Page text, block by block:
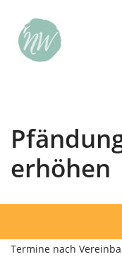
Zum
Inhalt
erhöhen
Termine nach